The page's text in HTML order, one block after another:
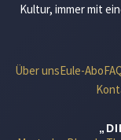
Kultur, immer mit
Über unsEule-Abo